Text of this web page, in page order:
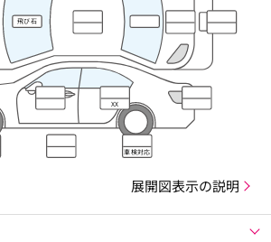
飛び石
XX
車検対応
展開図表示の説明